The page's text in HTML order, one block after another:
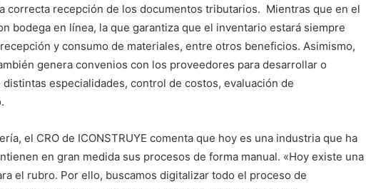
correcta recepción de los documentos tributarios. Mientras que en el
bodega en línea, la que garantiza que el inventario estará siempre
y consumo de materiales, entre otros beneficios. Asimismo,
genera convenios con los proveedores para desarrollar o
especialidades, control de costos, evaluación de
el CRO de ICONSTRUYE comenta que hoy es una industria que ha
en gran medida sus procesos de forma manual. «Hoy existe una
el rubro. Por ello, buscamos digitalizar todo el proceso de